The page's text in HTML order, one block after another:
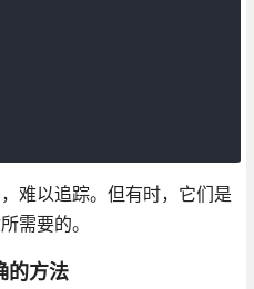
难以追踪。但有时，它们是
需要的。
的方法